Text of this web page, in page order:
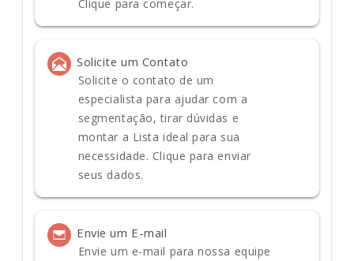
Clique para começar.
Solicite um Contato
Solicite o contato de um
especialista para ajudar com a
segmentação, tirar dúvidas e
montar a Lista ideal para sua
necessidade. Clique para enviar
seus dados.
Envie um E-mail
Envie um e-mail para nossa equipe